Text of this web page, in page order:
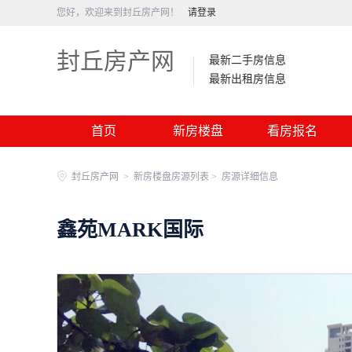
您好，欢迎来到封丘房产网！ 请登录
封丘房产网
最新二手房信息
最新出租房信息
首页 新房楼盘 看房报名
封丘房产网 > 新房楼盘房源列表 > 房源详细信息
鑫苑MARK国际